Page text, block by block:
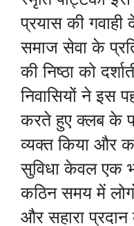
प्रयास की
समाज सेवा के
की निष्ठा को
निवासियों ने इस
करते हुए क्लब के
व्यक्त किया और
सुविधा केवल एक
कठिन समय में
और सहारा